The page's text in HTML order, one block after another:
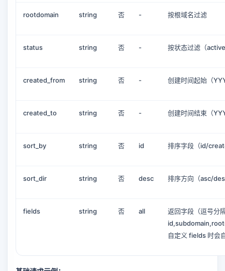
rootdomain string 否 - 按根域名过滤
status string 否 - 按状态过滤（
created_from string 否 - 创建时间起始（
created_to string 否 - 创建时间结束（
sort_by string 否 id 排序字段（id/
sort_dir string 否 desc 排序方向（asc/
fields string 否 all
返回字段（逗号分
自定义 fields 时会